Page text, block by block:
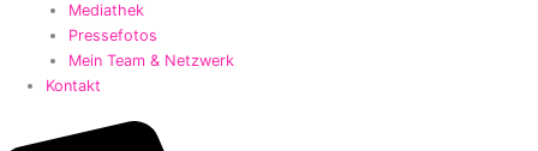
Mediathek
Pressefotos
Mein Team & Netzwerk
Kontakt